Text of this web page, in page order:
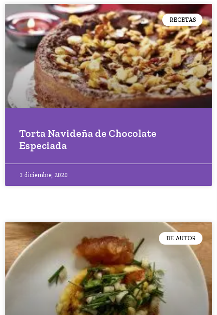
RECETAS
Torta Navideña de Chocolate
Especiada
3 diciembre, 2020
DE AUTOR